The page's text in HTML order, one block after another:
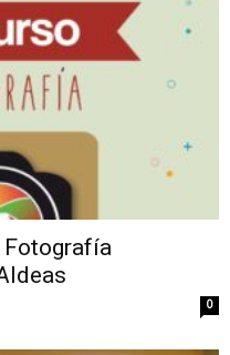
Fotografía
0